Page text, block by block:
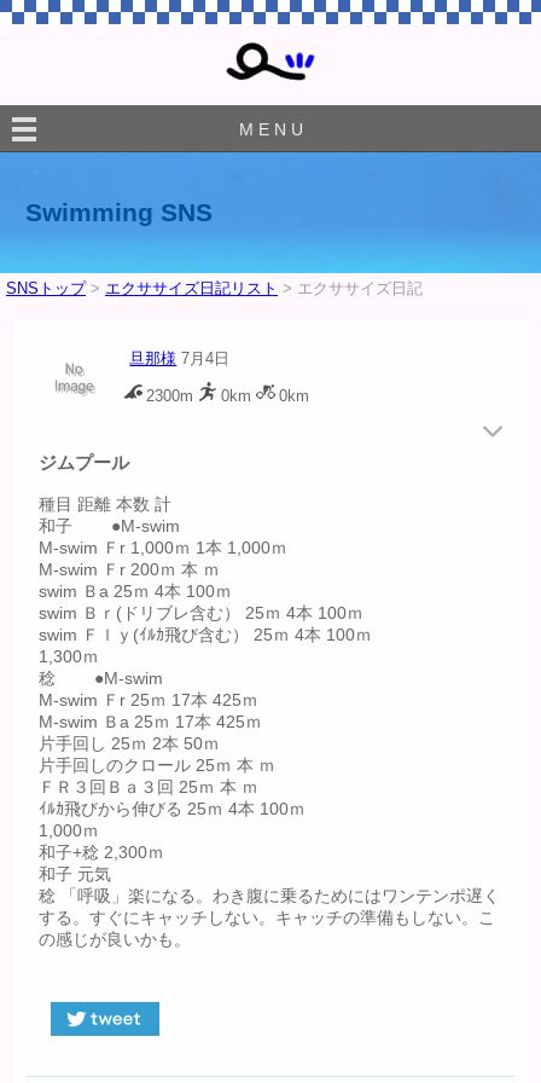
M E N U
Swimming SNS
SNSトップ > エクササイズ日記リスト > エクササイズ日記
旦那様 7月4日
2300m 0km 0km
ジムプール
種目 距離 本数 計
和子 ●M-swim
M-swim Ｆr 1,000ｍ 1本 1,000ｍ
M-swim Ｆr 200ｍ 本 ｍ
swim Ｂa 25ｍ 4本 100ｍ
swim Ｂｒ(ドリブレ含む） 25ｍ 4本 100ｍ
swim Ｆｌｙ(ｲﾙｶ飛び含む） 25ｍ 4本 100ｍ
1,300ｍ
稔 ●M-swim
M-swim Ｆr 25ｍ 17本 425ｍ
M-swim Ｂa 25ｍ 17本 425ｍ
片手回し 25ｍ 2本 50ｍ
片手回しのクロール 25ｍ 本 ｍ
ＦＲ３回Ｂａ３回 25ｍ 本 ｍ
ｲﾙｶ飛びから伸びる 25ｍ 4本 100ｍ
1,000ｍ
和子+稔 2,300ｍ
和子 元気
稔 「呼吸」楽になる。わき腹に乗るためにはワンテンポ遅く
する。すぐにキャッチしない。キャッチの準備もしない。こ
の感じが良いかも。